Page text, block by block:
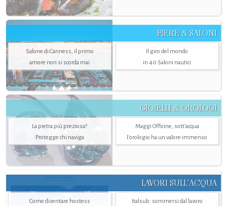
FIERE & SALONI
Salone di Canness, il primo
amore non si scorda mai
Il giro del mondo
in 40 Saloni nautici
GIOIELLI & OROLOGI
La pietra più preziosa?
Protegge chi naviga
Maggi Officine, sott’acqua
l'orologio ha un valore immenso
LAVORI SULL’ACQUA
Come diventare hostess
Italsub: sommersi dal lavoro